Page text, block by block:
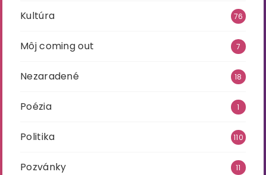
Kultúra 76
Môj coming out 7
Nezaradené 18
Poézia 1
Politika 110
Pozvánky 11